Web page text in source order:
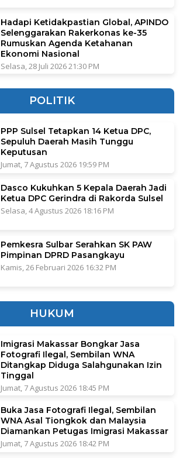
Hadapi Ketidakpastian Global, APINDO
Selenggarakan Rakerkonas ke-35
Rumuskan Agenda Ketahanan
Ekonomi Nasional
Selasa, 28 Juli 2026 21:30 PM
POLITIK
PPP Sulsel Tetapkan 14 Ketua DPC,
Sepuluh Daerah Masih Tunggu
Keputusan
Jumat, 7 Agustus 2026 19:59 PM
Dasco Kukuhkan 5 Kepala Daerah Jadi
Ketua DPC Gerindra di Rakorda Sulsel
Selasa, 4 Agustus 2026 18:16 PM
Pemkesra Sulbar Serahkan SK PAW
Pimpinan DPRD Pasangkayu
Kamis, 26 Februari 2026 16:32 PM
HUKUM
Imigrasi Makassar Bongkar Jasa
Fotografi Ilegal, Sembilan WNA
Ditangkap Diduga Salahgunakan Izin
Tinggal
Jumat, 7 Agustus 2026 18:45 PM
Buka Jasa Fotografi Ilegal, Sembilan
WNA Asal Tiongkok dan Malaysia
Diamankan Petugas Imigrasi Makassar
Jumat, 7 Agustus 2026 18:42 PM